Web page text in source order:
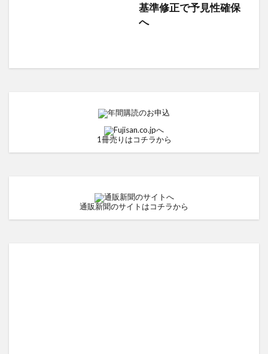
基準修正で予見性確保
へ
1冊売りはコチラから
通販新聞のサイトはコチラから